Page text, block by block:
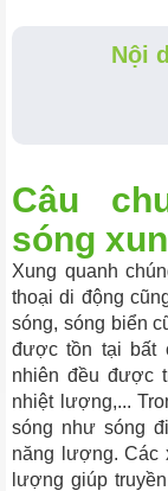
Nội
Câu
sóng
Xung quanh
thoại di động
sóng, sóng biển
được tồn tại bất
nhiên đều được
nhiệt lượng,...
sóng như sóng
năng lượng. Các
lượng giúp